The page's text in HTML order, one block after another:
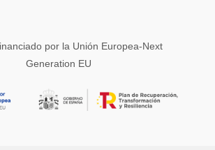
por la Unión Europea-Next
Generation EU